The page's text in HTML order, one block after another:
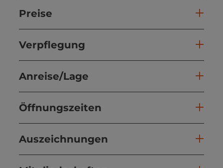
Preise
Verpflegung
Anreise/Lage
Öffnungszeiten
Auszeichnungen